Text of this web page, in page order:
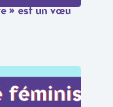
» est un vœu